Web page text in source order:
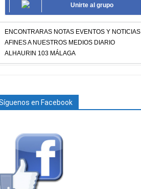
Unirte al grupo
ENCONTRARAS NOTAS EVENTOS Y NOTICIAS
AFINES A NUESTROS MEDIOS DIARIO
ALHAURIN 103 MÁLAGA
en Facebook